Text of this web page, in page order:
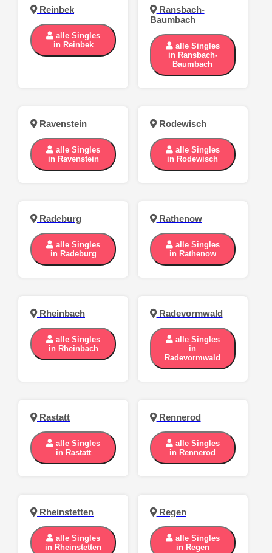
Reinbek
alle Singles
in Reinbek
Ransbach-
Baumbach
alle Singles
in Ransbach-
Baumbach
Ravenstein
alle Singles
in Ravenstein
Rodewisch
alle Singles
in Rodewisch
Radeburg
alle Singles
in Radeburg
Rathenow
alle Singles
in Rathenow
Rheinbach
alle Singles
in Rheinbach
Radevormwald
alle Singles
in
Radevormwald
Rastatt
alle Singles
in Rastatt
Rennerod
alle Singles
in Rennerod
Rheinstetten
alle Singles
in Rheinstetten
Regen
alle Singles
in Regen